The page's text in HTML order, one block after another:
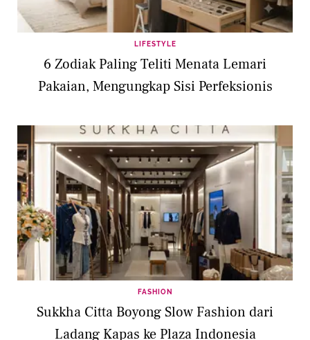
LIFESTYLE
6 Zodiak Paling Teliti Menata Lemari
Pakaian, Mengungkap Sisi Perfeksionis
FASHION
Sukkha Citta Boyong Slow Fashion dari
Ladang Kapas ke Plaza Indonesia